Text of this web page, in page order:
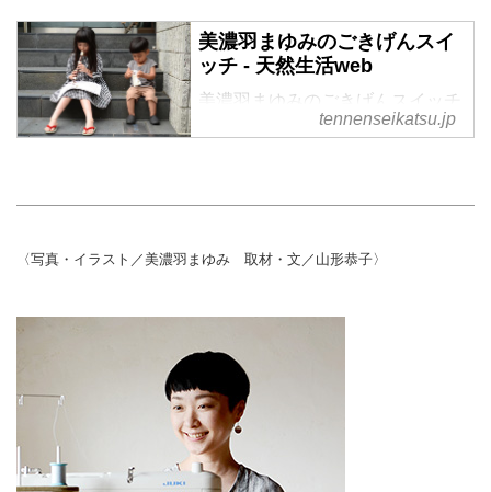
美濃羽まゆみのごきげんスイ
ッチ - 天然生活web
美濃羽まゆみのごきげんスイッチ
tennenseikatsu.jp
〈写真・イラスト／美濃羽まゆみ 取材・文／山形恭子〉